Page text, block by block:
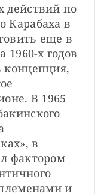
действий по
Карабаха в
еще в
1960-х годов
концепция,
В 1965
в
фактором
и